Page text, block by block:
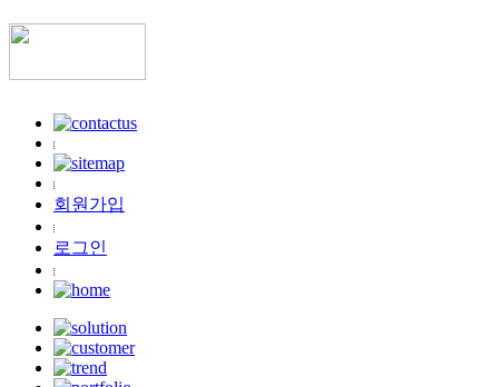
회원가입
로그인